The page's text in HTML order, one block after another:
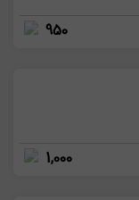
950
1,000